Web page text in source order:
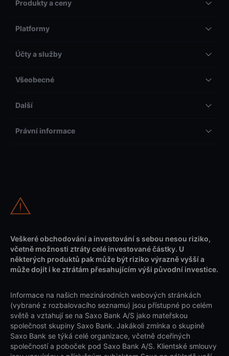
Produkty a ceny
Platformy
Účty a služby
Všeobecné
Další
Právní informace
Veškeré obchodování a investování s sebou nesou riziko,
včetně možnosti ztráty celé investované částky. U
některých produktů pak může být riziko výrazně vyšší a
může dojít i ke ztrátám přesahujícím výši původní investice.
Informace na našich mezinárodních webových stránkách
(vybrané z rozbalovacího seznamu) jsou přístupné po celém
světě a vztahují se na Saxo Bank A/S jako mateřskou
společnost skupiny Saxo Bank. Jakákoli zmínka o skupině
Saxo Bank se týká celé organizace, včetně dceřiných
společností a poboček pod Saxo Bank A/S. Klientské smlouvy